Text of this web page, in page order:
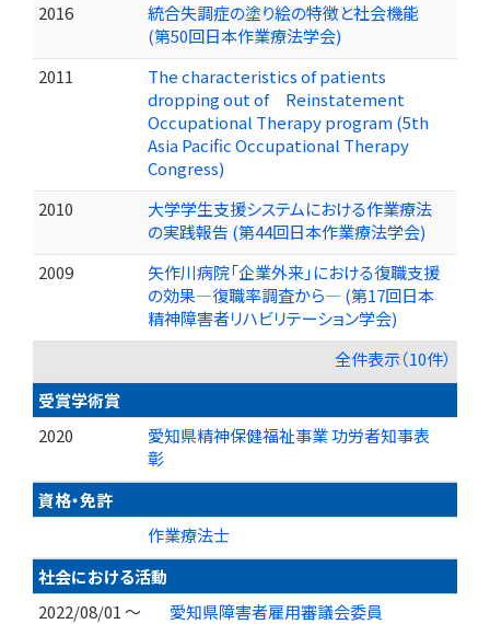
2016
統合失調症の塗り絵の特徴と社会機能
(第50回日本作業療法学会)
2011
The characteristics of patients
dropping out of Reinstatement
Occupational Therapy program (5th
Asia Pacific Occupational Therapy
Congress)
2010
大学学生支援システムにおける作業療法
の実践報告 (第44回日本作業療法学会)
2009
矢作川病院「企業外来」における復職支援
の効果―復職率調査から― (第17回日本
精神障害者リハビリテーション学会)
全件表示（10件）
受賞学術賞
2020
愛知県精神保健福祉事業 功労者知事表
彰
資格・免許
作業療法士
社会における活動
2022/08/01 ～
愛知県障害者雇用審議会委員